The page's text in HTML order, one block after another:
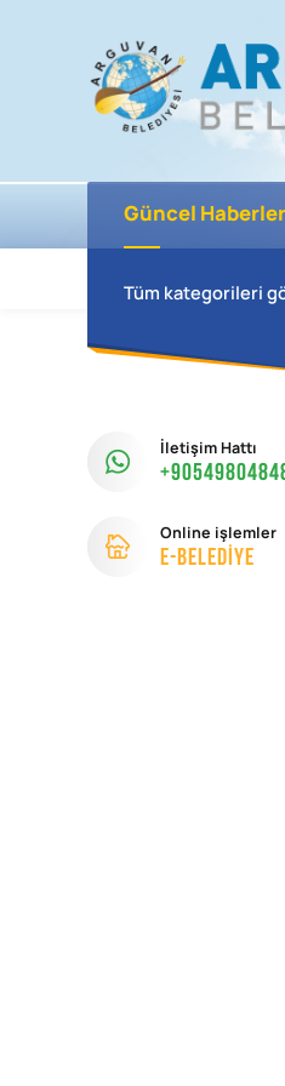
Güncel Haberler
Tüm kategorileri
İletişim Hattı
Online işlemler
e-Beledİye